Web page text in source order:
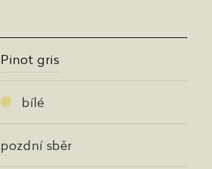
Pinot gris
bílé
pozdní sběr